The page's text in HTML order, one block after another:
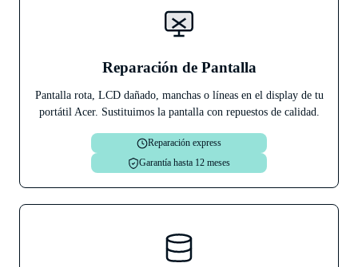
Reparación de Pantalla
Pantalla rota, LCD dañado, manchas o líneas en el display de tu
portátil Acer. Sustituimos la pantalla con repuestos de calidad.
Reparación express
Garantía hasta 12 meses